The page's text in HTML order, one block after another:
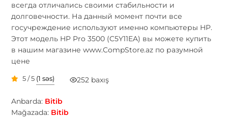
всегда отличались своими стабильности и
долговечности. На данный момент почти все
госучреждение используют именно компьютеры HP.
Этот модель HP Pro 3500 (C5Y11EA) вы можете купить
в нашим магазине www.CompStore.az по разумной
цене
5 / 5 (1 səs) 252 baxış
Anbarda: Bitib
Mağazada: Bitib